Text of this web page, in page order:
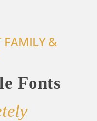
FAMILY &
Fonts